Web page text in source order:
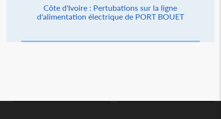
Côte d'Ivoire : Pertubations sur la ligne
d'alimentation électrique de PORT BOUET